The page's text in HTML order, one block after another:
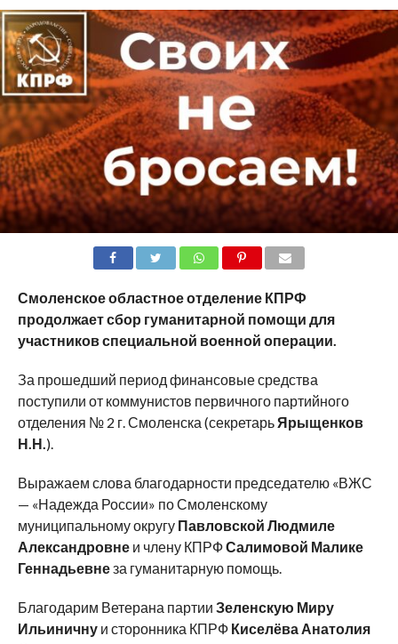
Смоленское областное отделение КПРФ
продолжает сбор гуманитарной помощи для
участников специальной военной операции.
За прошедший период финансовые средства
поступили от коммунистов первичного партийного
отделения № 2 г. Смоленска (секретарьЯрыщенков
Н.Н.).
Выражаем слова благодарности председателю «ВЖС
— «Надежда России» по Смоленскому
муниципальному округу Павловской Людмиле
Александровнеи члену КПРФСалимовой Малике
Геннадьевнеза гуманитарную помощь.
Благодарим Ветерана партии Зеленскую Миру
Ильиничнуи сторонника КПРФ Киселёва Анатолия